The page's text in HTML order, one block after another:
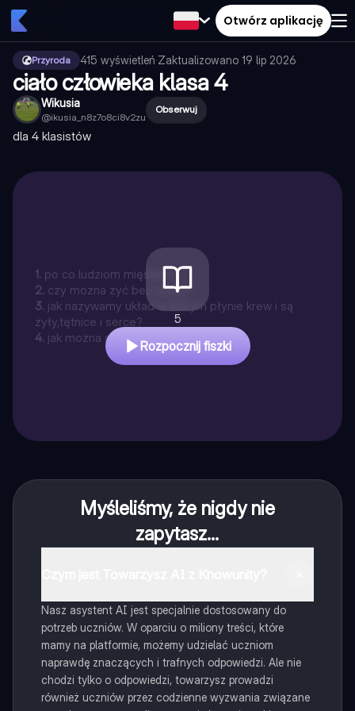
Otwórz aplikację
Przyroda 415 wyświetleń·Zaktualizowano 19 lip 2026
ciało człowieka klasa 4
Wikusia
@ikusia_n8z7o8ci8v2zu
Obserwuj
dla 4 klasistów
1. po co ludziom mięśnie?
2. czy można żyć bez wody?
3. jak nazywamy układ w którym płynie krew i są
żyły,tętnice i serce?
4. jak można się zdrowo odrzywiać?
5
Rozpocznij fiszki
Myśleliśmy, że nigdy nie
zapytasz...
Nasz asystent AI jest specjalnie dostosowany do
potrzeb uczniów. W oparciu o miliony treści, które
mamy na platformie, możemy udzielać uczniom
naprawdę znaczących i trafnych odpowiedzi. Ale nie
chodzi tylko o odpowiedzi, towarzysz prowadzi
również uczniów przez codzienne wyzwania związane